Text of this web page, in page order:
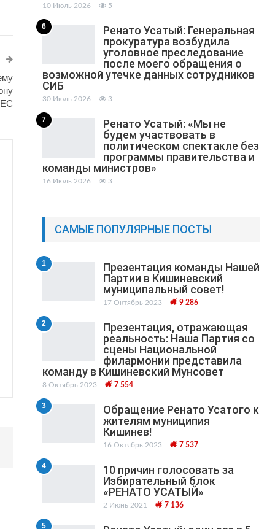
ЕС
10 Июль 2026 5
6
Ренато Усатый: Генеральная
прокуратура возбудила
уголовное преследование
после моего обращения о
возможной утечке данных сотрудников
СИБ
30 Июль 2026 3
7
Ренато Усатый: «Мы не
будем участвовать в
политическом спектакле без
программы правительства и
команды министров»
16 Июль 2026 3
САМЫЕ ПОПУЛЯРНЫЕ ПОСТЫ
1
Презентация команды Нашей
Партии в Кишиневский
муниципальный cовет!
17 Октябрь 2023 9 286
2
Презентация, отражающая
реальность: Наша Партия со
сцены Национальной
филармонии представила
команду в Кишиневский Мунсовет
8 Октябрь 2023 7 554
3
Обращение Ренато Усатого к
жителям муниципия
Кишинев!
16 Октябрь 2023 7 537
4
10 причин голосовать за
Избирательный блок
«РЕНАТО УСАТЫЙ»
2 Июнь 2021 7 136
5